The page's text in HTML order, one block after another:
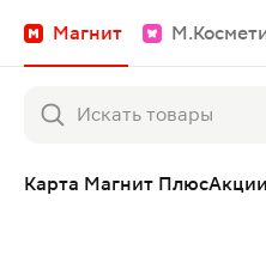
Магнит
Карта Магнит ПлюсАкции